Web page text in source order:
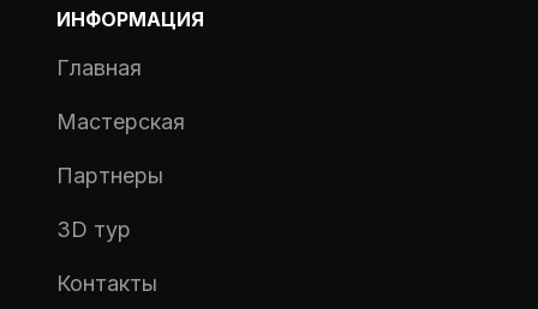
ИНФОРМАЦИЯ
Главная
Мастерская
Партнеры
3D тур
Контакты